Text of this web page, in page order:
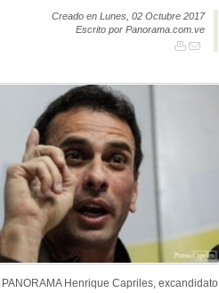
Creado en Lunes, 02 Octubre 2017
Escrito por Panorama.com.ve
Henrique Capriles, excandidato